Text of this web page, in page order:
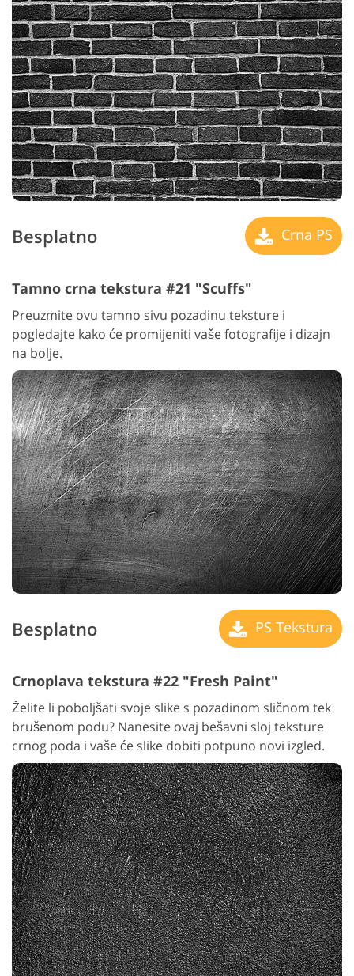
Besplatno Crna PS
Tamno crna tekstura #21 "Scuffs"
Preuzmite ovu tamno sivu pozadinu teksture i
pogledajte kako će promijeniti vaše fotografije i dizajn
na bolje.
Besplatno PS Tekstura
Crnoplava tekstura #22 "Fresh Paint"
Želite li poboljšati svoje slike s pozadinom sličnom tek
brušenom podu? Nanesite ovaj bešavni sloj teksture
crnog poda i vaše će slike dobiti potpuno novi izgled.